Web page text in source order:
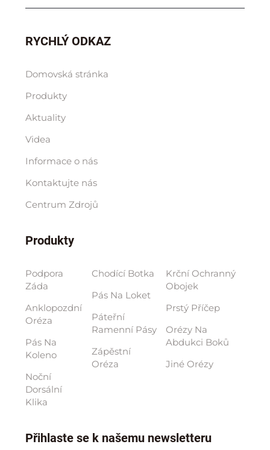
RYCHLÝ ODKAZ
Domovská stránka
Produkty
Aktuality
Videa
Informace o nás
Kontaktujte nás
Centrum Zdrojů
Produkty
Podpora
Záda
Anklopozdní
Oréza
Pás Na
Koleno
Noční
Dorsální
Klika
Chodící Botka
Pás Na Loket
Páteřní
Ramenní Pásy
Zápěstní
Oréza
Krční Ochranný
Obojek
Prstý Příčep
Orézy Na
Abdukci Boků
Jiné Orézy
Přihlaste se k našemu newsletteru